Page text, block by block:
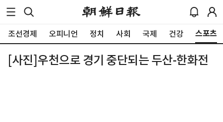
조선경제 오피니언 정치 사회 국제 건강 스포츠
[사진]우천으로 경기 중단되는 두산-한화전